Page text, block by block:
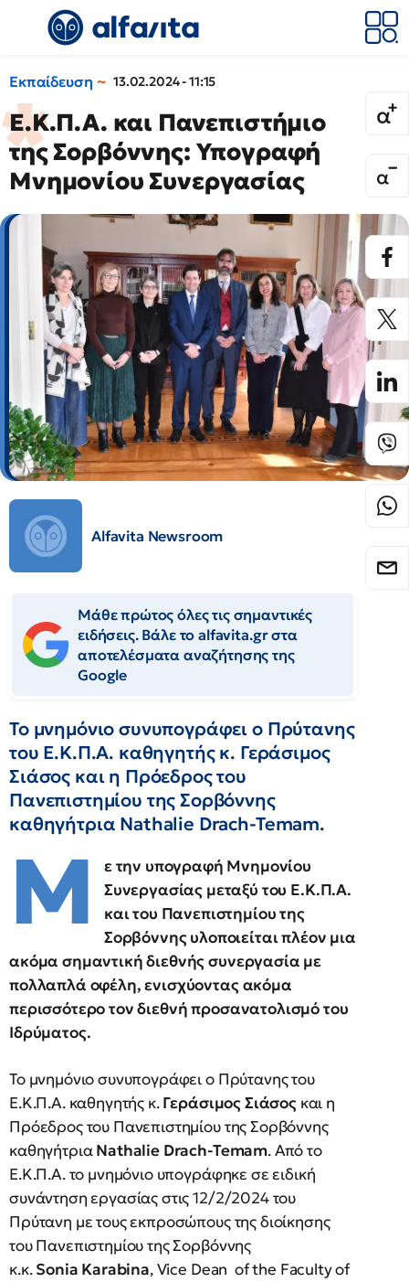
Εκπαίδευση 13.02.2024 - 11:15
Ε.Κ.Π.Α. και Πανεπιστήμιο
της Σορβόννης: Υπογραφή
Μνημονίου Συνεργασίας
Alfavita Newsroom
Μάθε πρώτος όλες τις σημαντικές
ειδήσεις. Βάλε το alfavita.gr στα
αποτελέσματα αναζήτησης της
Google
Το μνημόνιο συνυπογράφει ο Πρύτανης
του Ε.Κ.Π.Α. καθηγητής κ. Γεράσιμος
Σιάσος και η Πρόεδρος του
Πανεπιστημίου της Σορβόννης
καθηγήτρια Nathalie Drach-Temam.
Μ
ε την υπογραφή Μνημονίου
Συνεργασίας μεταξύ του Ε.Κ.Π.Α.
και του Πανεπιστημίου της
Σορβόννης υλοποιείται πλέον μια
ακόμα σημαντική διεθνής συνεργασία με
πολλαπλά οφέλη, ενισχύοντας ακόμα
περισσότερο τον διεθνή προσανατολισμό του
Ιδρύματος.
Το μνημόνιο συνυπογράφει ο Πρύτανης του
Ε.Κ.Π.Α. καθηγητής κ.Γεράσιμος Σιάσος και η
Πρόεδρος του Πανεπιστημίου της Σορβόννης
καθηγήτριαNathalie Drach-Temam. Από το
Ε.Κ.Π.Α. το μνημόνιο υπογράφηκε σε ειδική
συνάντηση εργασίας στις 12/2/2024 του
Πρύτανη με τους εκπροσώπους της διοίκησης
του Πανεπιστημίου της Σορβόννης
κ.κ.Sonia Karabina, Vice Dean of the Faculty of